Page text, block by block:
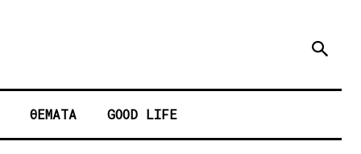
ΘΕΜΑΤΑ GOOD LIFE